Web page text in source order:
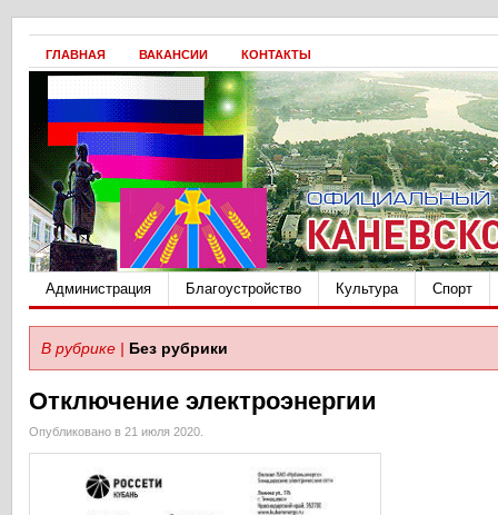
ГЛАВНАЯ ВАКАНСИИ КОНТАКТЫ
Администрация Благоустройство Культура Спорт
В рубрике | Без рубрики
Отключение электроэнергии
Опубликовано в 21 июля 2020.